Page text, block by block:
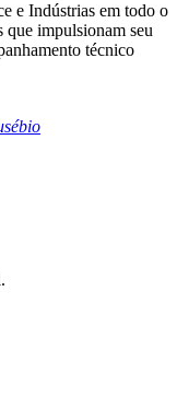
e Indústrias em todo o
que impulsionam seu
técnico